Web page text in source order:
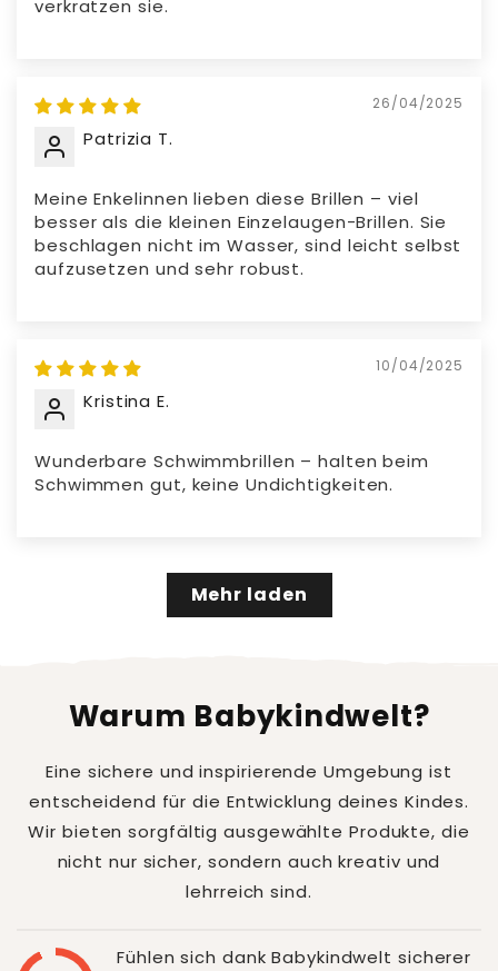
verkratzen sie.
26/04/2025
Patrizia T.
Meine Enkelinnen lieben diese Brillen – viel
besser als die kleinen Einzelaugen-Brillen. Sie
beschlagen nicht im Wasser, sind leicht selbst
aufzusetzen und sehr robust.
10/04/2025
Kristina E.
Wunderbare Schwimmbrillen – halten beim
Schwimmen gut, keine Undichtigkeiten.
Mehr laden
Warum Babykindwelt?
Eine sichere und inspirierende Umgebung ist
entscheidend für die Entwicklung deines Kindes.
Wir bieten sorgfältig ausgewählte Produkte, die
nicht nur sicher, sondern auch kreativ und
lehrreich sind.
Fühlen sich dank Babykindwelt sicherer